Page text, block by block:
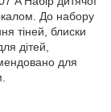
До набору
тіней, блиски
дітей,
для